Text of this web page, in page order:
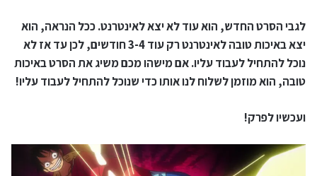
לגבי הסרט החדש, הוא עוד לא יצא לאינטרנט. ככל הנראה, הוא
יצא באיכות טובה לאינטרנט רק עוד 3-4 חודשים, לכן עד אז לא
נוכל להתחיל לעבוד עליו. אם מישהו מכם משיג את הסרט באיכות
טובה, הוא מוזמן לשלוח לנו אותו כדי שנוכל להתחיל לעבוד עליו!
ועכשיו לפרק!